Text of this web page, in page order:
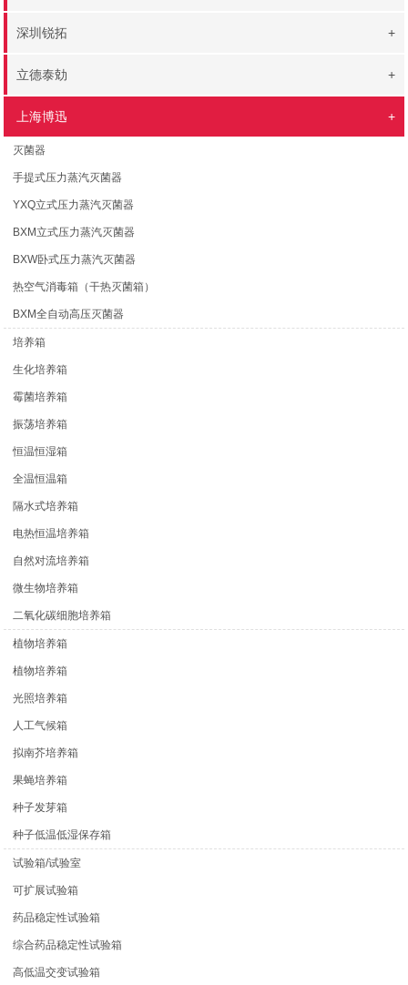
深圳锐拓 +
立德泰勀 +
上海博迅 +
灭菌器
手提式压力蒸汽灭菌器
YXQ立式压力蒸汽灭菌器
BXM立式压力蒸汽灭菌器
BXW卧式压力蒸汽灭菌器
热空气消毒箱（干热灭菌箱）
BXM全自动高压灭菌器
培养箱
生化培养箱
霉菌培养箱
振荡培养箱
恒温恒湿箱
全温恒温箱
隔水式培养箱
电热恒温培养箱
自然对流培养箱
微生物培养箱
二氧化碳细胞培养箱
植物培养箱
植物培养箱
光照培养箱
人工气候箱
拟南芥培养箱
果蝇培养箱
种子发芽箱
种子低温低湿保存箱
试验箱/试验室
可扩展试验箱
药品稳定性试验箱
综合药品稳定性试验箱
高低温交变试验箱